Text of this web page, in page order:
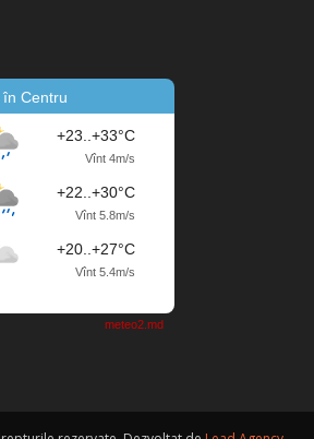
în Centru
+23..+33°C
Vînt 4m/s
+22..+30°C
Vînt 5.8m/s
+20..+27°C
Vînt 5.4m/s
meteo2.md